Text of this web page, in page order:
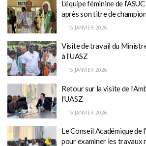
L’équipe féminine de
après son titre de
15 JANVIER 2026
Visite de travail du
à l’UASZ
15 JANVIER 2026
Retour sur la visite de
l’UASZ
15 JANVIER 2026
Le Conseil Académique de
pour examiner les travaux